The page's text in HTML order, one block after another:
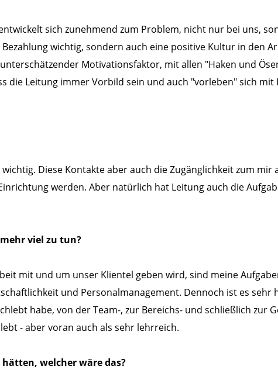
sich zunehmend zum Problem, nicht nur bei uns,
wichtig, sondern auch eine positive Kultur in den
Motivationsfaktor, mit allen "Haken und
die Leitung immer Vorbild sein und auch "vorleben" sich
Diese Kontakte aber auch die Zugänglichkeit zum mir
werden. Aber natürlich hat Leitung auch die
viel zu tun?
mit und um unser Klientel geben wird, sind meine
und Personalmanagement. Dennoch ist es sehr
habe, von der Team-, zur Bereichs- und schließlich zur
- aber voran auch als sehr lehrreich.
welcher wäre das?